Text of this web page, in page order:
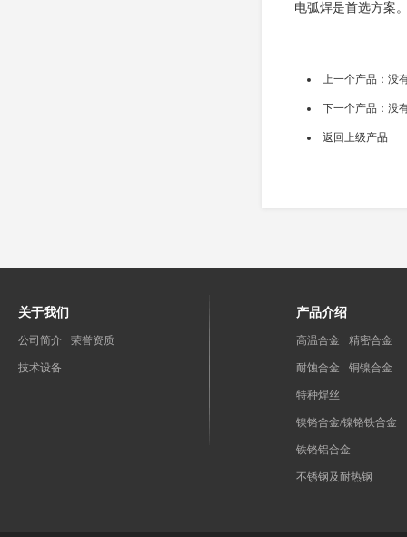
电弧焊是首选方案
上一个产品：没
下一个产品：没
返回上级产品
关于我们
公司简介 荣誉资质
技术设备
产品介绍
高温合金 精密合金
耐蚀合金 铜镍合金
特种焊丝
镍铬合金/镍铬铁合金
铁铬铝合金
不锈钢及耐热钢